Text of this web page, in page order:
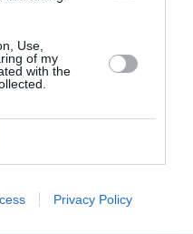
Use,
of my
with the
Privacy Policy